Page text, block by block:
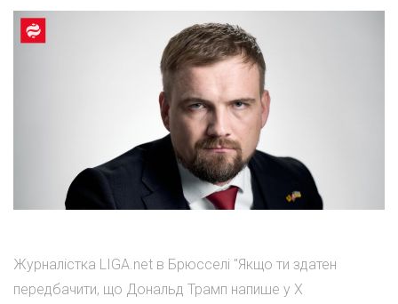
Журналістка LIGA.net в Брюсселі "Якщо ти здатен
передбачити, що Дональд Трамп напише у X